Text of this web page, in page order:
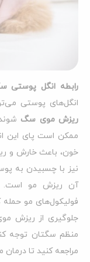
رابطه انگل
انگل‌های پوستی
ریزش موی سگ
ممکن است پای این
خون، باعث خارش و
نیز با چسبیدن به
آن ریزش مو است.
فولیکول‌های مو
جلوگیری از ریزش
منظم سگتان توجه
مراجعه کنید تا